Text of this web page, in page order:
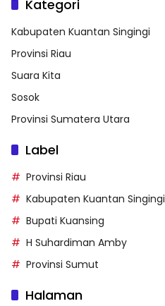
Kategori
Kabupaten Kuantan Singingi
Provinsi Riau
Suara Kita
Sosok
Provinsi Sumatera Utara
Label
Provinsi Riau
Kabupaten Kuantan
Bupati Kuansing
H Suhardiman Amby
Provinsi Sumut
Halaman